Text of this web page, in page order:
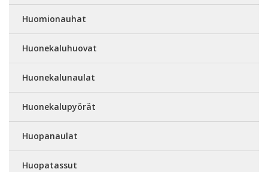
Huomionauhat
Huonekaluhuovat
Huonekalunaulat
Huonekalupyörät
Huopanaulat
Huopatassut